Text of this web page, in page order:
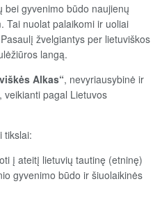
bei gyvenimo būdo naujienų
Tai nuolat palaikomi ir uoliai
žvelgiantys per lietuviškos
langą.
Alkas“, nevyriausybinė ir
veikianti pagal Lietuvos
tikslai:
į ateitį lietuvių tautinę (etninę)
gyvenimo būdo ir šiuolaikinės